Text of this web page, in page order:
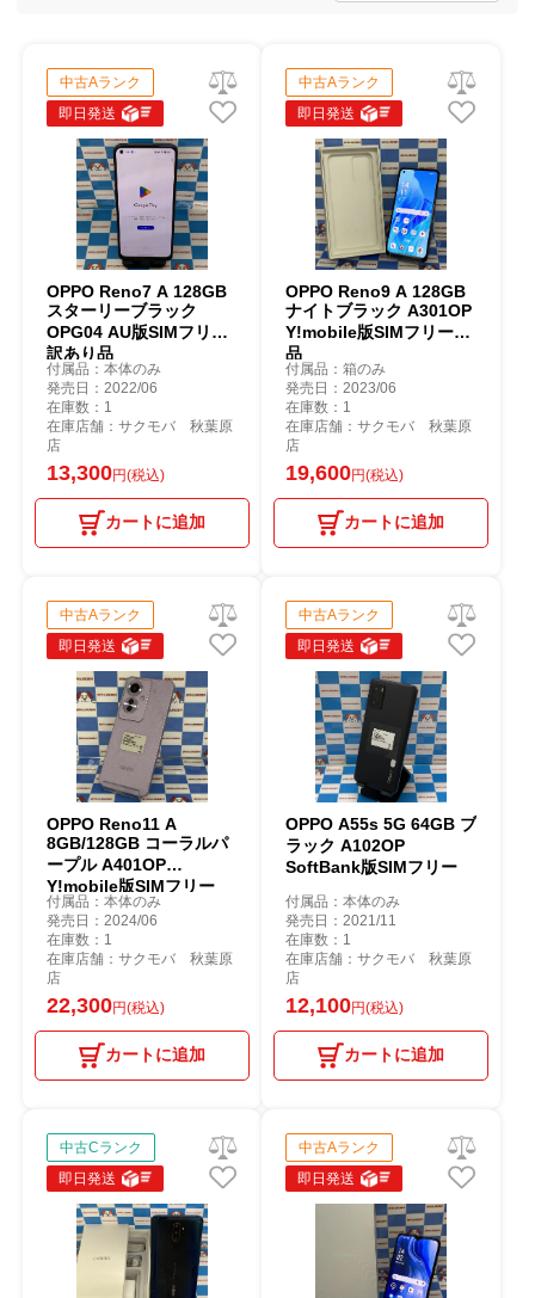
中古Aランク
即日発送
OPPO Reno7 A 128GB
スターリーブラック
OPG04 AU版SIMフリー
訳あり品
付属品：本体のみ
発売日：2022/06
在庫数：1
在庫店舗：サクモバ 秋葉原
店
13,300円(税込)
カートに追加
中古Aランク
即日発送
OPPO Reno9 A 128GB
ナイトブラック A301OP
Y!mobile版SIMフリー美
品
付属品：箱のみ
発売日：2023/06
在庫数：1
在庫店舗：サクモバ 秋葉原
店
19,600円(税込)
カートに追加
中古Aランク
即日発送
OPPO Reno11 A
8GB/128GB コーラルパ
ープル A401OP
Y!mobile版SIMフリー
付属品：本体のみ
発売日：2024/06
在庫数：1
在庫店舗：サクモバ 秋葉原
店
22,300円(税込)
カートに追加
中古Aランク
即日発送
OPPO A55s 5G 64GB ブ
ラック A102OP
SoftBank版SIMフリー
付属品：本体のみ
発売日：2021/11
在庫数：1
在庫店舗：サクモバ 秋葉原
店
12,100円(税込)
カートに追加
中古Cランク
即日発送
中古Aランク
即日発送